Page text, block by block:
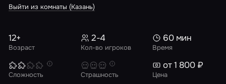
Выйти из комнаты (Казань)
Возраст
12+
Кол-во игроков
2-4
Время
60 мин
Сложность Страшность Цена
от 1 800 ₽